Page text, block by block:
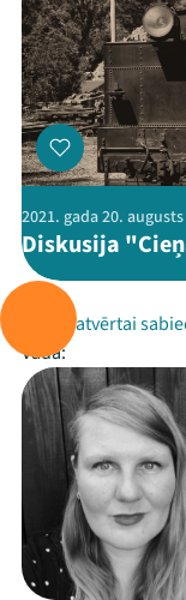
2021. gada 20. augusts
Diskusija
Rīko:
Fonds atvērtai
Vada: